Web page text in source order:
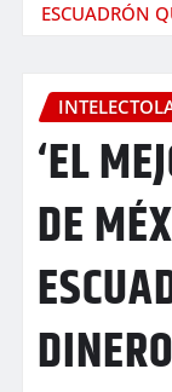
ESCUADRÓN
‘EL
DE